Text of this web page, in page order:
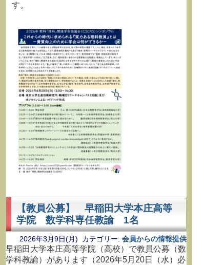
す。
【教員公募】 早稲田大学本庄高等
学院 数学科専任教諭 1名
2026年3月9日(月) カテゴリー: 会員からの情報提供
早稲田大学本庄高等学院（高校）で教員公募（数
学科教諭）があります（2026年5月20日（水）必